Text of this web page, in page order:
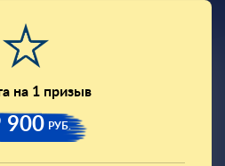
на 1 призыв
900 РУБ.